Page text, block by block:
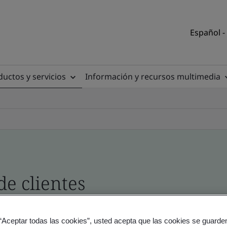
Español
y servicios Información y recursos multimedia
clientes
y producto - Validación y Verificación,
todas las cookies”, usted acepta que las cookies se